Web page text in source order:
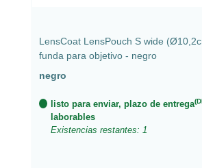
LensCoat LensPouch S wide
funda para objetivo - negro
negro
listo para enviar, plazo de entrega
laborables
Existencias restantes: 1